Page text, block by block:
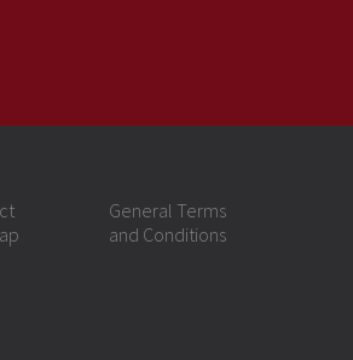
General Terms
and Conditions